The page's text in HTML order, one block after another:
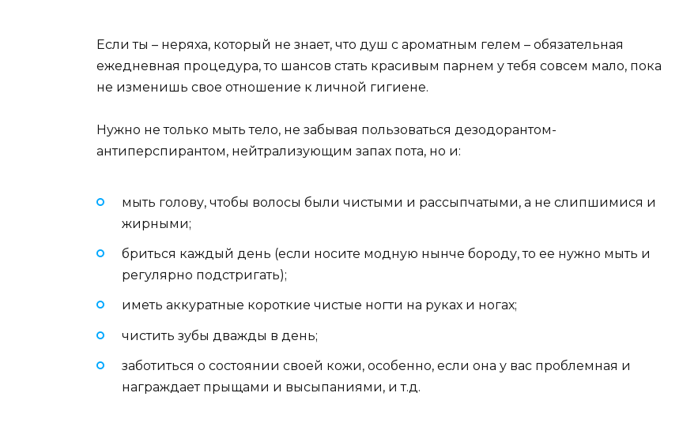
Если ты – неряха, который не знает, что душ с ароматным гелем – обязательная
ежедневная процедура, то шансов стать красивым парнем у тебя совсем мало, пока
не изменишь свое отношение к личной гигиене.
Нужно не только мыть тело, не забывая пользоваться дезодорантом-
антиперспирантом, нейтрализующим запах пота, но и:
мыть голову, чтобы волосы были чистыми и рассыпчатыми, а не слипшимися и
жирными;
бриться каждый день (если носите модную нынче бороду, то ее нужно мыть и
регулярно подстригать);
иметь аккуратные короткие чистые ногти на руках и ногах;
чистить зубы дважды в день;
заботиться о состоянии своей кожи, особенно, если она у вас проблемная и
награждает прыщами и высыпаниями, и т.д.